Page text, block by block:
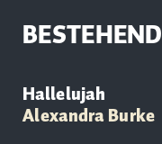
BESTEHEND
Hallelujah
Alexandra Burke